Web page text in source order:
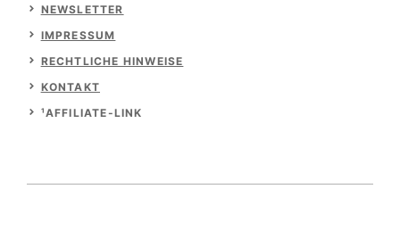
NEWSLETTER
IMPRESSUM
RECHTLICHE HINWEISE
KONTAKT
¹AFFILIATE-LINK